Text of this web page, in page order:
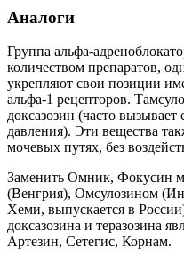
Аналоги
Группа альфа-
количеством препаратов,
укрепляют свои позиции
альфа-1 рецепторов.
доксазозин (часто
давления). Эти вещества
мочевых путях, без
Заменить Омник, Фокусин
(Венгрия), Омсулозином
Хеми, выпускается в
доксазозина и теразозина
Артезин, Сетегис, Корнам.